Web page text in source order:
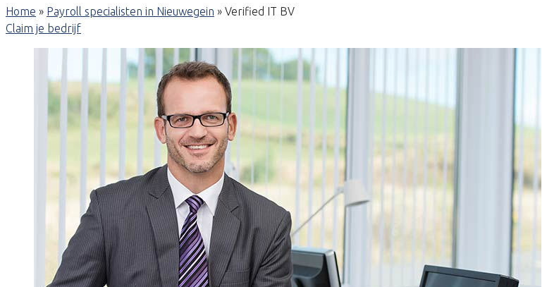
Home » Payroll specialisten in Nieuwegein » Verified IT BV
Claim je bedrijf